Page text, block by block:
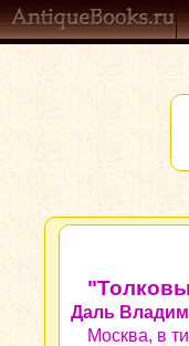
Даль
Москва, в